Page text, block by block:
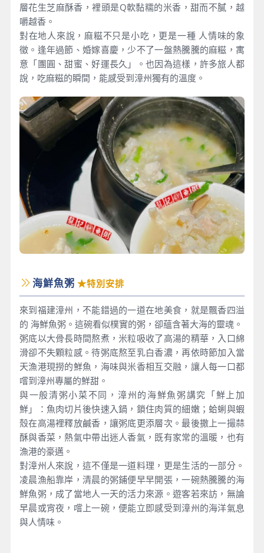
層花生芝麻酥香，裡頭是Q軟黏糯的米香，甜而不膩，越
嚼越香。
對在地人來說，麻糍不只是小吃，更是一種 人情味的象
徵。逢年過節、婚嫁喜慶，少不了一盤熱騰騰的麻糍，寓
意「團圓、甜蜜、好運長久」。也因為這樣，許多旅人都
說，吃麻糍的瞬間，能感受到漳州獨有的溫度。
海鮮魚粥 ★特別安排
來到福建漳州，不能錯過的一道在地美食，就是飄香四溢
的 海鮮魚粥。這碗看似樸實的粥，卻蘊含著大海的靈魂。
粥底以大骨長時間熬煮，米粒吸收了高湯的精華，入口綿
滑卻不失顆粒感。待粥底熬至乳白香濃，再依時節加入當
天漁港現撈的鮮魚，海味與米香相互交融，讓人每一口都
嚐到漳州專屬的鮮甜。
與一般清粥小菜不同，漳州的海鮮魚粥講究「鮮上加
鮮」：魚肉切片後快速入鍋，鎖住肉質的細嫩；蛤蜊與蝦
殼在高湯裡釋放鹹香，讓粥底更添層次。最後撒上一撮蒜
酥與香菜，熱氣中帶出迷人香氣，既有家常的溫暖，也有
漁港的豪邁。
對漳州人來說，這不僅是一道料理，更是生活的一部分。
凌晨漁船靠岸，清晨的粥鋪便早早開張，一碗熱騰騰的海
鮮魚粥，成了當地人一天的活力來源。遊客若來訪，無論
早晨或宵夜，嚐上一碗，便能立即感受到漳州的海洋氣息
與人情味。